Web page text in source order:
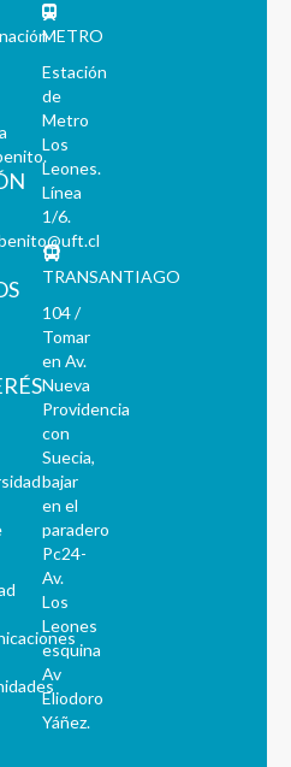
METRO
Estación
de
Metro
Los
Leones.
Línea
1/6.
TRANSANTIAGO
104 /
Tomar
en Av.
Nueva
Providencia
con
Suecia,
bajar
en el
paradero
Pc24-
Av.
Los
Leones
esquina
Av
Eliodoro
Yáñez.